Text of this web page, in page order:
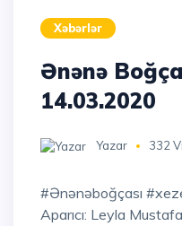
Xəbərlər
Ənənə
14.03.2020
Yazar 332
#ənənəboğçası
Aparıcı: Leyla